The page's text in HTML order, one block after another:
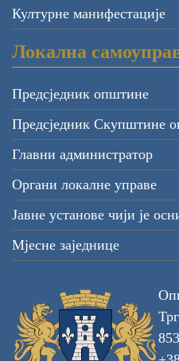
Културне манифестације
Локална
Предсједник општине
Предсједник Скупштине
Главни администратор
Органи локалне управе
Јавне установе чији је
Мјесне заједнице